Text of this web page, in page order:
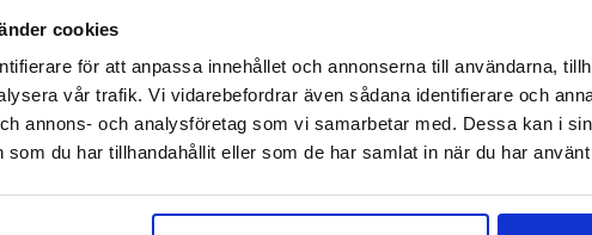
cookies
för att anpassa innehållet och annonserna till användarna,
vår trafik. Vi vidarebefordrar även sådana identifierare och
annons- och analysföretag som vi samarbetar med. Dessa kan i
som du har tillhandahållit eller som de har samlat in när du har